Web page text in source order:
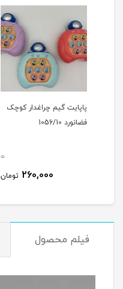
پاپایت گیم چراغدار کوچک
فضانورد 1056/10
0
260,000 تومان
فیلم محصول